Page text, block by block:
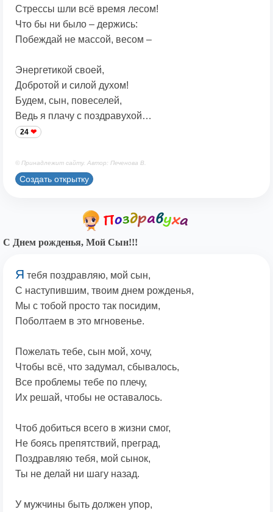
Стрессы шли всё время лесом!
Что бы ни было – держись:
Побеждай не массой, весом –
Энергетикой своей,
Добротой и силой духом!
Будем, сын, повеселей,
Ведь я плачу с поздравухой…
24
© Принадлежит сайту. Автор: Печенова В.
Создать открытку
С Днем рожденья, Мой Сын!!!
Я тебя поздравляю, мой сын,
С наступившим, твоим днем рожденья,
Мы с тобой просто так посидим,
Поболтаем в это мгновенье.
Пожелать тебе, сын мой, хочу,
Чтобы всё, что задумал, сбывалось,
Все проблемы тебе по плечу,
Их решай, чтобы не оставалось.
Чтоб добиться всего в жизни смог,
Не боясь препятствий, преград,
Поздравляю тебя, мой сынок,
Ты не делай ни шагу назад.
У мужчины быть должен упор,